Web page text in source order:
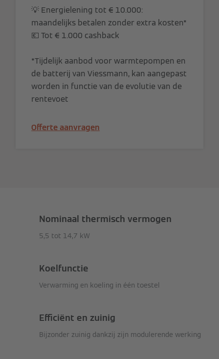
💡 Energielening tot € 10.000:
maandelijks betalen zonder extra kosten*
💶 Tot € 1.000 cashback
*Tijdelijk aanbod voor warmtepompen en
de batterij van Viessmann, kan aangepast
worden in functie van de evolutie van de
rentevoet
Offerte aanvragen
Nominaal thermisch vermogen
5,5 tot 14,7 kW
Koelfunctie
Verwarming en koeling in één toestel
Efficiënt en zuinig
Bijzonder zuinig dankzij zijn modulerende werking